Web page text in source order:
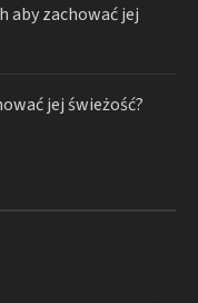
aby zachować jej
jej świeżość?